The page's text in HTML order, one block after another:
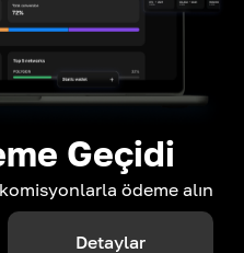
Geçidi
ödeme alın
Detaylar